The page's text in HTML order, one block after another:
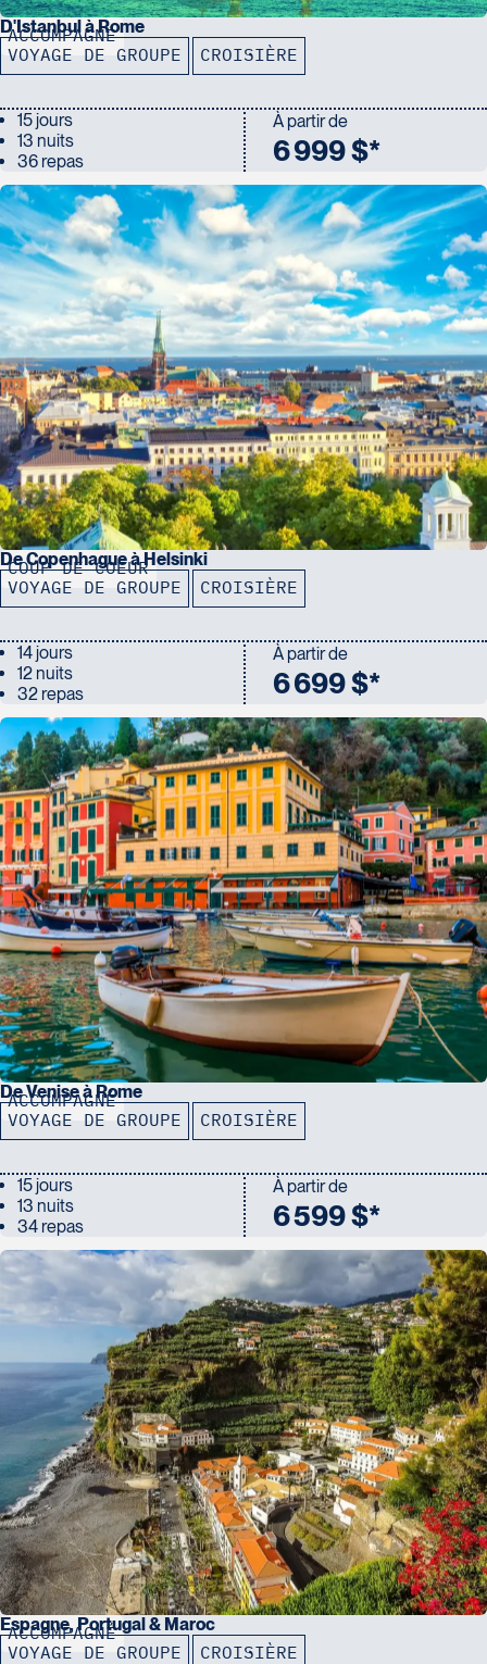
ACCOMPAGNÉ
D'Istanbul à Rome
VOYAGE DE GROUPE CROISIÈRE
15 jours
13 nuits
36 repas
À partir de
6 999 $*
COUP DE COEUR
De Copenhague à Helsinki
VOYAGE DE GROUPE CROISIÈRE
14 jours
12 nuits
32 repas
À partir de
6 699 $*
ACCOMPAGNÉ
De Venise à Rome
VOYAGE DE GROUPE CROISIÈRE
15 jours
13 nuits
34 repas
À partir de
6 599 $*
ACCOMPAGNÉ
Espagne, Portugal & Maroc
VOYAGE DE GROUPE CROISIÈRE